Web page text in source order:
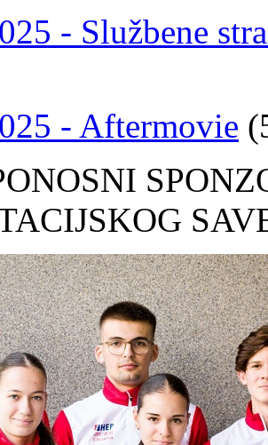
- Službene
- Aftermovie